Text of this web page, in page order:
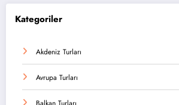
Kategoriler
Akdeniz Turları
Avrupa Turları